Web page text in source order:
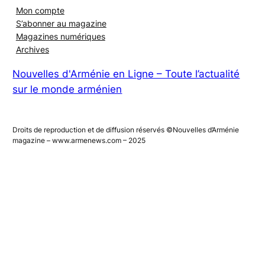
Mon compte
S’abonner au magazine
Magazines numériques
Nouvelles d'Arménie en Ligne – Toute l’actualité
Droits de reproduction et de diffusion réservés ©Nouvelles d’Arménie